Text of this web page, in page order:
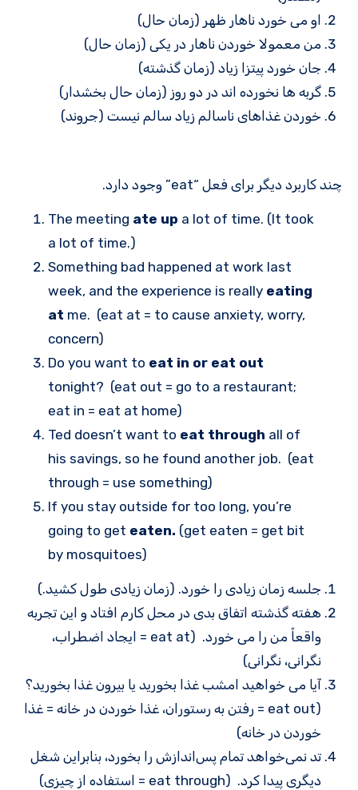
او می خورد ناهار ظهر (زمان حال)
من معمولا خوردن ناهار در یکی (زمان حال)
جان خورد پیتزا زیاد (زمان گذشته)
گربه ها نخورده اند در دو روز (زمان حال بخشدار)
خوردن غذاهای ناسالم زیاد سالم نیست (جروند)
چند کاربرد دیگر برای فعل “eat” وجود دارد.
The meeting ate up a lot of time. (It took
a lot of time.)
Something bad happened at work last
week, and the experience is really eating
at me. (eat at = to cause anxiety, worry,
concern)
Do you want to eat in or eat out
tonight? (eat out = go to a restaurant;
eat in = eat at home)
Ted doesn’t want to eat through all of
his savings, so he found another job. (eat
through = use something)
If you stay outside for too long, you’re
going to get eaten. (get eaten = get bit
by mosquitoes)
جلسه زمان زیادی را خورد. (زمان زیادی طول کشید.)
هفته گذشته اتفاق بدی در محل کارم افتاد و این تجربه
واقعاً من را می خورد. (eat at = ایجاد اضطراب،
نگرانی، نگرانی)
آیا می خواهید امشب غذا بخورید یا بیرون غذا بخورید؟
(eat out = رفتن به رستوران، غذا خوردن در خانه = غذا
خوردن در خانه)
تد نمی‌خواهد تمام پس‌اندازش را بخورد، بنابراین شغل
دیگری پیدا کرد. (eat through = استفاده از چیزی)